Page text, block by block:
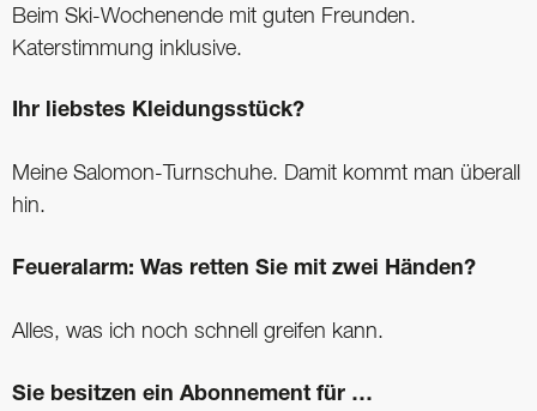
Beim Ski-Wochenende mit guten Freunden.
Katerstimmung inklusive.
Ihr liebstes Kleidungsstück?
Meine Salomon-Turnschuhe. Damit kommt man überall
hin.
Feueralarm: Was retten Sie mit zwei Händen?
Alles, was ich noch schnell greifen kann.
Sie besitzen ein Abonnement für …